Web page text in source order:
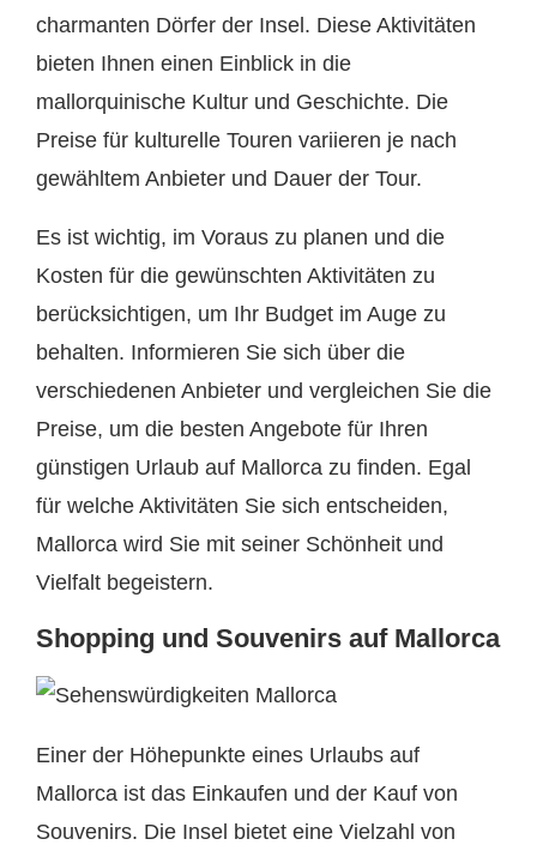
charmanten Dörfer der Insel. Diese Aktivitäten
bieten Ihnen einen Einblick in die
mallorquinische Kultur und Geschichte. Die
Preise für kulturelle Touren variieren je nach
gewähltem Anbieter und Dauer der Tour.
Es ist wichtig, im Voraus zu planen und die
Kosten für die gewünschten Aktivitäten zu
berücksichtigen, um Ihr Budget im Auge zu
behalten. Informieren Sie sich über die
verschiedenen Anbieter und vergleichen Sie die
Preise, um die besten Angebote für Ihren
günstigen Urlaub auf Mallorca zu finden. Egal
für welche Aktivitäten Sie sich entscheiden,
Mallorca wird Sie mit seiner Schönheit und
Vielfalt begeistern.
Shopping und Souvenirs auf Mallorca
Einer der Höhepunkte eines Urlaubs auf
Mallorca ist das Einkaufen und der Kauf von
Souvenirs. Die Insel bietet eine Vielzahl von